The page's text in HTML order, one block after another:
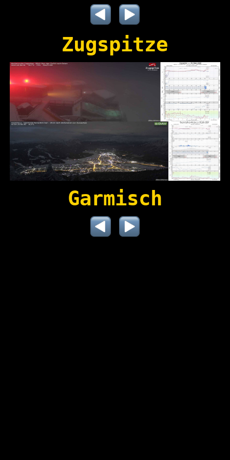
Zugspitze
Garmisch